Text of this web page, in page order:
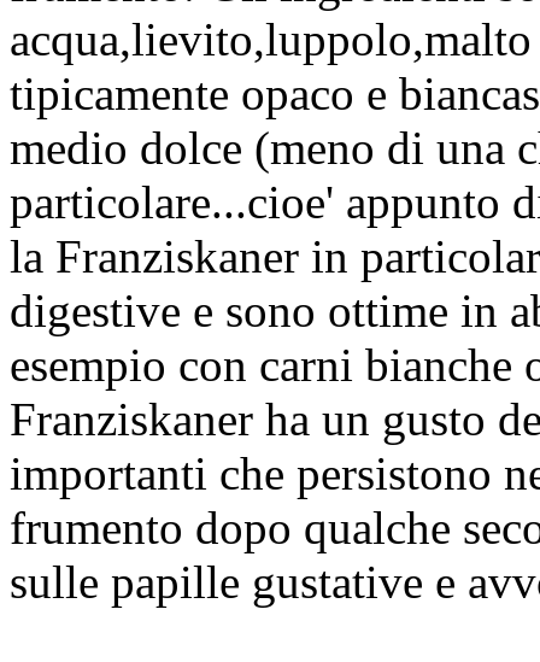
tipicamente opaco e
medio dolce (meno di una
particolare...cioe' appunto
la Franziskaner in
digestive e sono ottime in
esempio con carni
Franziskaner ha un gusto
importanti che persistono
frumento dopo qualche
sulle papille gustative e